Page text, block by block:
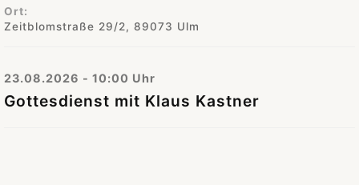
Ort:
Zeitblomstraße 29/2, 89073 Ulm
23.08.2026 - 10:00 Uhr
Gottesdienst mit Klaus Kastner